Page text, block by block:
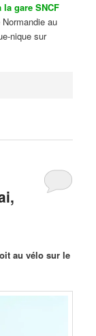
la gare SNCF
au
nique sur
au vélo sur le